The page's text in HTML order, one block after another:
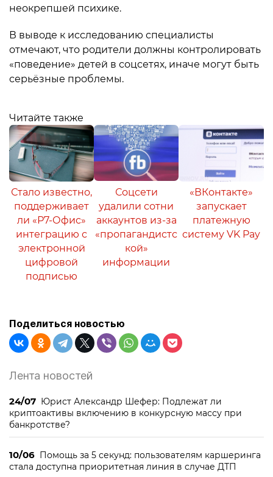
неокрепшей психике.
В выводе к исследованию специалисты
отмечают, что родители должны контролировать
«поведение» детей в соцсетях, иначе могут быть
серьёзные проблемы.
Читайте также
Стало известно,
поддерживает
ли «Р7-Офис»
интеграцию с
электронной
цифровой
подписью
Соцсети
удалили сотни
аккаунтов из-за
«пропагандистс
кой»
информации
«ВКонтакте»
запускает
платежную
систему VK Pay
Поделиться новостью
Лента новостей
24/07 Юрист Александр Шефер: Подлежат ли
криптоактивы включению в конкурсную массу при
банкротстве?
10/06 Помощь за 5 секунд: пользователям каршеринга
стала доступна приоритетная линия в случае ДТП